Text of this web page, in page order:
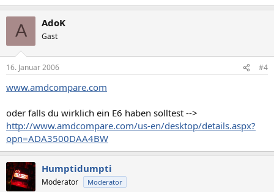
A AdoK
Gast
16. Januar 2006 #4
www.amdcompare.com
oder falls du wirklich ein E6 haben solltest -->
http://www.amdcompare.com/us-en/desktop/details.aspx?
opn=ADA3500DAA4BW
Humptidumpti
Moderator Moderator